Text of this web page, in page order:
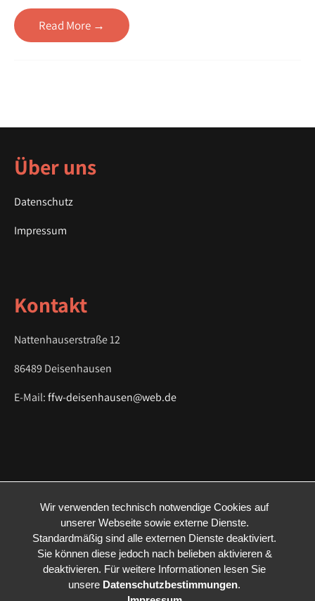
Read More →
Über uns
Datenschutz
Impressum
Kontakt
Nattenhauserstraße 12
86489 Deisenhausen
E-Mail:ffw-deisenhausen@web.de
Wir verwenden technisch notwendige Cookies auf
unserer Webseite sowie externe Dienste.
Standardmäßig sind alle externen Dienste deaktiviert.
Sie können diese jedoch nach belieben aktivieren &
deaktivieren. Für weitere Informationen lesen Sie
unsere Datenschutzbestimmungen.